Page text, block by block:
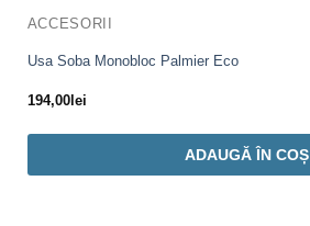
ACCESORII
Usa Soba Monobloc Palmier Eco
194,00lei
ADAUGĂ ÎN COȘ